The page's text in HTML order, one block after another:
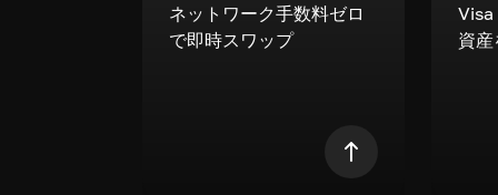
ネットワーク手数料ゼロ
で即時スワップ
資